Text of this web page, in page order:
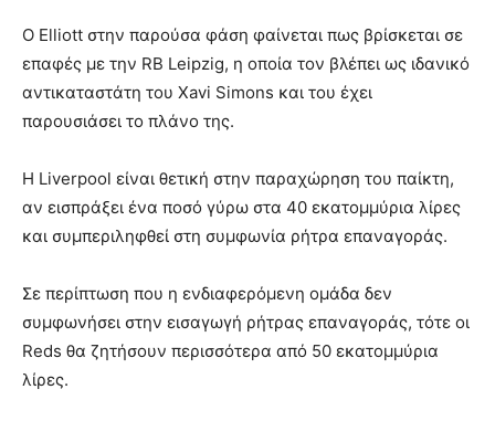
Ο Elliott στην παρούσα φάση φαίνεται πως βρίσκεται σε
επαφές με την RB Leipzig, η οποία τον βλέπει ως ιδανικό
αντικαταστάτη του Xavi Simons και του έχει
παρουσιάσει το πλάνο της.
Η Liverpool είναι θετική στην παραχώρηση του παίκτη,
αν εισπράξει ένα ποσό γύρω στα 40 εκατομμύρια λίρες
και συμπεριληφθεί στη συμφωνία ρήτρα επαναγοράς.
Σε περίπτωση που η ενδιαφερόμενη ομάδα δεν
συμφωνήσει στην εισαγωγή ρήτρας επαναγοράς, τότε οι
Reds θα ζητήσουν περισσότερα από 50 εκατομμύρια
λίρες.